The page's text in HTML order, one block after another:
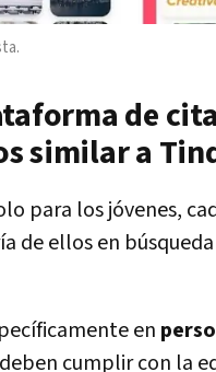
de
similar a
para los jóvenes,
de ellos en
en
cumplir con la